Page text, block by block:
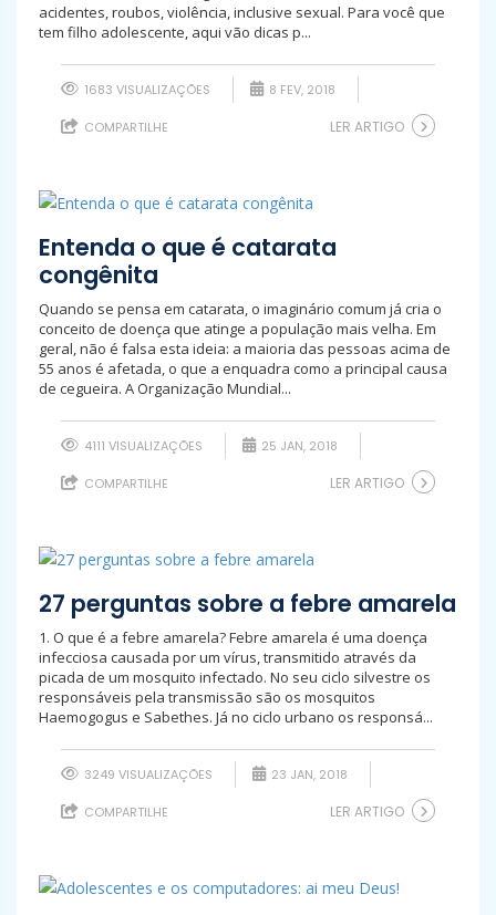
acidentes, roubos, violência, inclusive sexual. Para você que
tem filho adolescente, aqui vão dicas p...
1683 VISUALIZAÇÕES 8 FEV, 2018
COMPARTILHE LER ARTIGO
Entenda o que é catarata
congênita
Quando se pensa em catarata, o imaginário comum já cria o
conceito de doença que atinge a população mais velha. Em
geral, não é falsa esta ideia: a maioria das pessoas acima de
55 anos é afetada, o que a enquadra como a principal causa
de cegueira. A Organização Mundial...
4111 VISUALIZAÇÕES 25 JAN, 2018
COMPARTILHE LER ARTIGO
27 perguntas sobre a febre amarela
1. O que é a febre amarela? Febre amarela é uma doença
infecciosa causada por um vírus, transmitido através da
picada de um mosquito infectado. No seu ciclo silvestre os
responsáveis pela transmissão são os mosquitos
Haemogogus e Sabethes. Já no ciclo urbano os responsá...
3249 VISUALIZAÇÕES 23 JAN, 2018
COMPARTILHE LER ARTIGO